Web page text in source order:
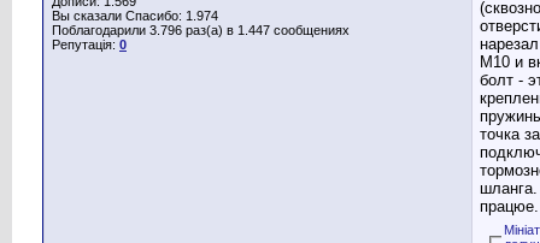
Вы сказали Спасибо: 1.974
Поблагодарили 3.796 раз(а) в 1.447 сообщениях
Репутація: 0
М10 и
болт -
точка
працюе.